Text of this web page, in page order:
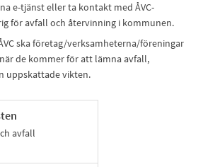
e-tjänst eller ta kontakt med ÅVC-
för avfall och återvinning i kommunen.
ska företag/verksamheterna/föreningar
de kommer för att lämna avfall,
uppskattade vikten.
avfall